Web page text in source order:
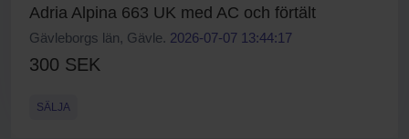
Adria Alpina 663 UK med AC och förtält
Gävleborgs län, Gävle. 2026-07-07 13:44:17
300 SEK
SÄLJA